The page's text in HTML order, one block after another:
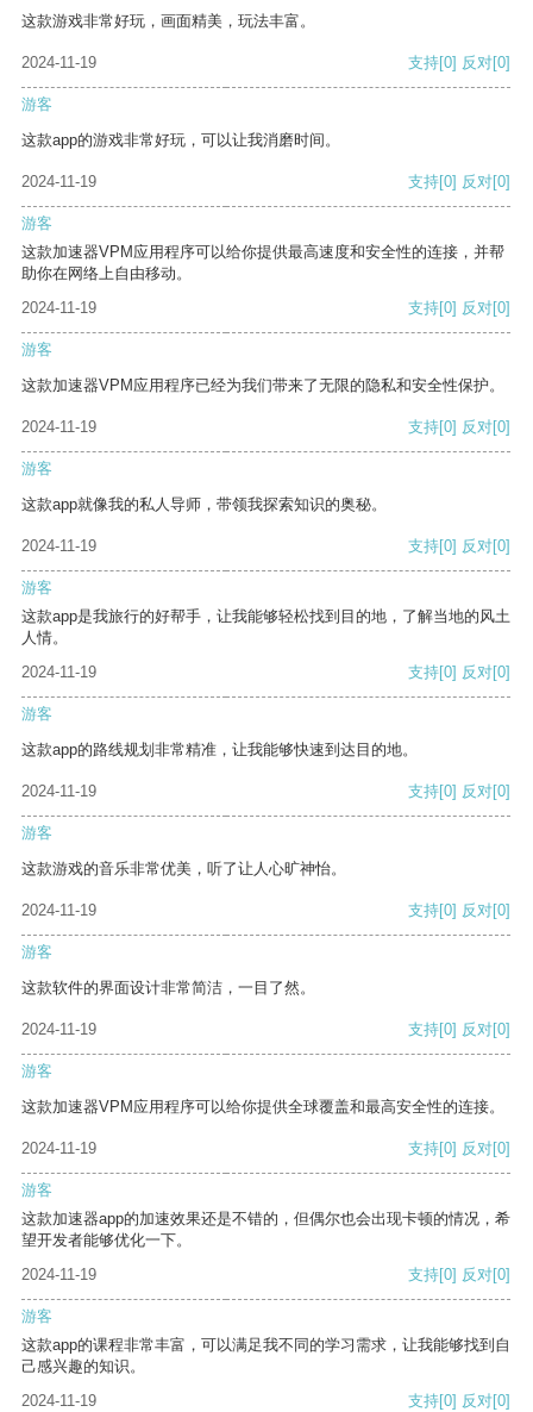
这款游戏非常好玩，画面精美，玩法丰富。
2024-11-19 支持[0] 反对[0]
游客
这款app的游戏非常好玩，可以让我消磨时间。
2024-11-19 支持[0] 反对[0]
游客
这款加速器VPM应用程序可以给你提供最高速度和安全性的连接，并帮
助你在网络上自由移动。
2024-11-19
支持[0] 反对[0]
游客
这款加速器VPM应用程序已经为我们带来了无限的隐私和安全性保护。
2024-11-19 支持[0] 反对[0]
游客
这款app就像我的私人导师，带领我探索知识的奥秘。
2024-11-19 支持[0] 反对[0]
游客
这款app是我旅行的好帮手，让我能够轻松找到目的地，了解当地的风土
人情。
2024-11-19
支持[0] 反对[0]
游客
这款app的路线规划非常精准，让我能够快速到达目的地。
2024-11-19 支持[0] 反对[0]
游客
这款游戏的音乐非常优美，听了让人心旷神怡。
2024-11-19 支持[0] 反对[0]
游客
这款软件的界面设计非常简洁，一目了然。
2024-11-19 支持[0] 反对[0]
游客
这款加速器VPM应用程序可以给你提供全球覆盖和最高安全性的连接。
2024-11-19 支持[0] 反对[0]
游客
这款加速器app的加速效果还是不错的，但偶尔也会出现卡顿的情况，希
望开发者能够优化一下。
2024-11-19
支持[0] 反对[0]
游客
这款app的课程非常丰富，可以满足我不同的学习需求，让我能够找到自
己感兴趣的知识。
2024-11-19
支持[0] 反对[0]